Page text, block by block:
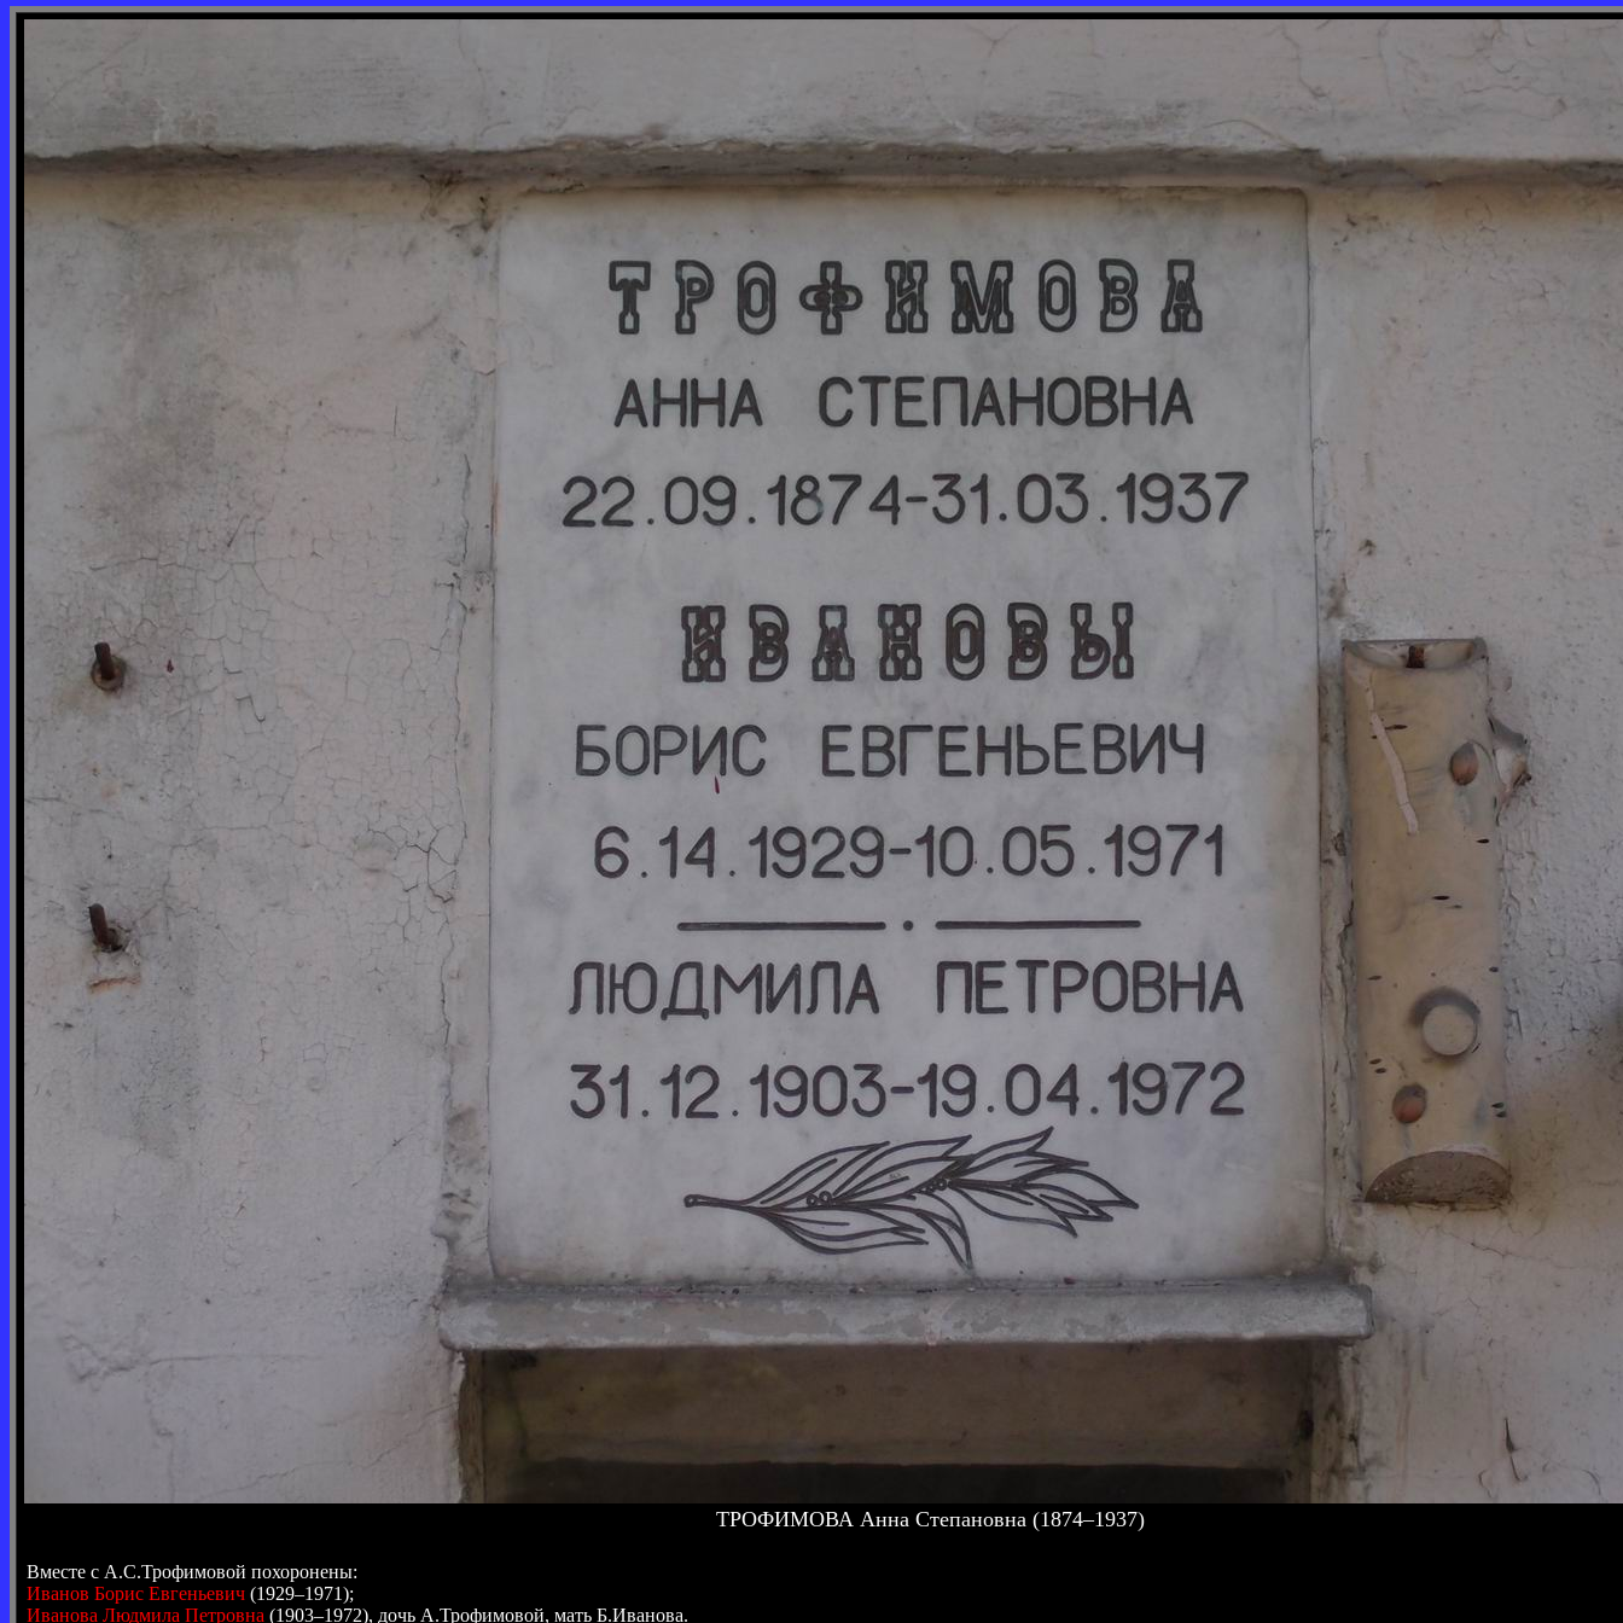
ТРОФИМОВА Анна Степановна (1874–1937)
Вместе с А.С.Трофимовой похоронены:
Иванов Борис Евгеньевич (1929–1971);
Иванова Людмила Петровна (1903–1972), дочь А.Трофимовой, мать Б.Иванова.